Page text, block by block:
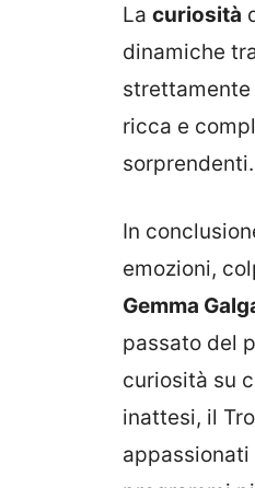
La curiosità
dinamiche
strettamente
ricca e
sorprendenti.
In
emozioni,
Gemma
passato del
curiosità su
inattesi, il